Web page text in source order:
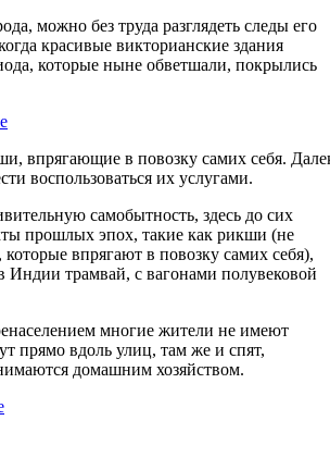
можно без труда разглядеть следы его
красивые викторианские здания
которые ныне обветшали, покрылись
впрягающие в повозку самих себя.
воспользоваться их услугами.
самобытность, здесь до сих
прошлых эпох, такие как рикши (не
которые впрягают в повозку самих себя),
Индии трамвай, с вагонами полувековой
многие жители не имеют
прямо вдоль улиц, там же и спят,
домашним хозяйством.